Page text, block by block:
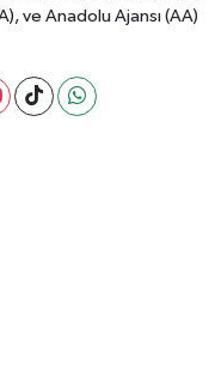
ve Anadolu Ajansı (AA)